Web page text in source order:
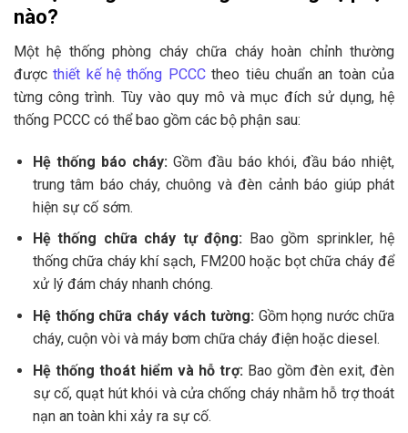
nào?
Một hệ thống phòng cháy chữa cháy hoàn chỉnh thường
đượcthiết kế hệ thống PCCCtheo tiêu chuẩn an toàn của
từng công trình. Tùy vào quy mô và mục đích sử dụng, hệ
thống PCCC có thể bao gồm các bộ phận sau:
Hệ thống báo cháy: Gồm đầu báo khói, đầu báo nhiệt,
trung tâm báo cháy, chuông và đèn cảnh báo giúp phát
hiện sự cố sớm.
Hệ thống chữa cháy tự động: Bao gồm sprinkler, hệ
thống chữa cháy khí sạch, FM200 hoặc bọt chữa cháy để
xử lý đám cháy nhanh chóng.
Hệ thống chữa cháy vách tường:Gồm họng nước chữa
cháy, cuộn vòi và máy bơm chữa cháy điện hoặc diesel.
Hệ thống thoát hiểm và hỗ trợ: Bao gồm đèn exit, đèn
sự cố, quạt hút khói và cửa chống cháy nhằm hỗ trợ thoát
nạn an toàn khi xảy ra sự cố.